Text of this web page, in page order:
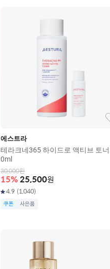
에스트라
테라크네365 하이드로 액티브 토
0ml
30,000원
15% 25,500원
4.9 (1,040)
쿠폰 사은품